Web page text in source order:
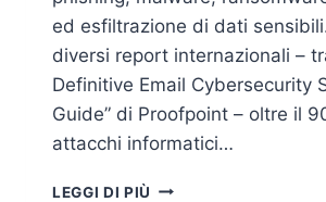
ed esfiltrazione di dati
diversi report internazionali –
Definitive Email Cybersecurity
Guide” di Proofpoint – oltre il
attacchi informatici…
LEGGI DI PIÙ EMAIL